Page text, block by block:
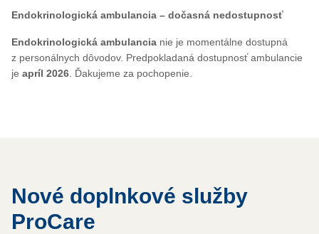
Endokrinologická ambulancia – dočasná nedostupnosť
Endokrinologická ambulancia nie je momentálne dostupná
z personálnych dôvodov. Predpokladaná dostupnosť ambulancie
je apríl 2026. Ďakujeme za pochopenie.
Nové doplnkové služby
ProCare